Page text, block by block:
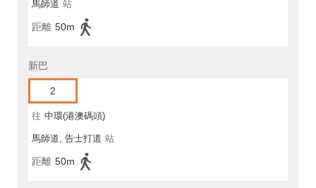
馬師道 站
距離 50m
新巴
2
往 中環(港澳碼頭)
馬師道, 告士打道 站
距離 50m